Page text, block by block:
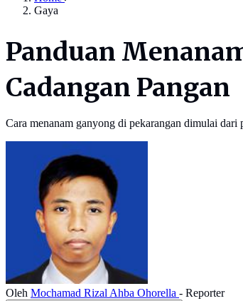
Gaya
Panduan
Cadangan Pangan
Cara menanam ganyong di pekarangan dimulai
Oleh Mochamad Rizal Ahba Ohorella - Reporter